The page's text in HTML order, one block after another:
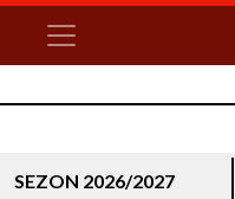
SEZON 2026/2027